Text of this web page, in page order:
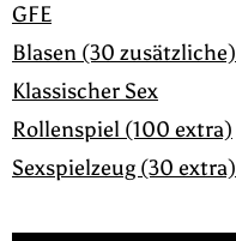
GFE
Blasen (30 zusätzliche)
Klassischer Sex
Rollenspiel (100 extra)
Sexspielzeug (30 extra)